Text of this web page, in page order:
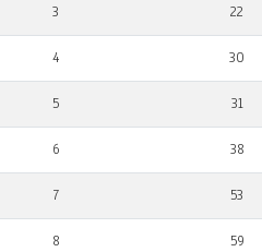
3 22
4 30
5 31
6 38
7 53
8 59